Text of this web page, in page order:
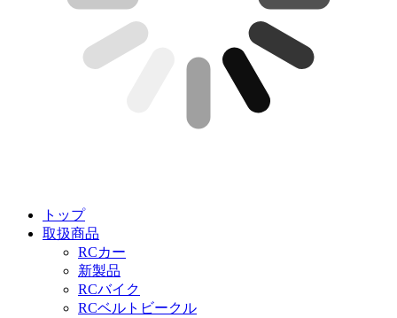
トップ
取扱商品
RCカー
新製品
RCバイク
RCベルトビークル